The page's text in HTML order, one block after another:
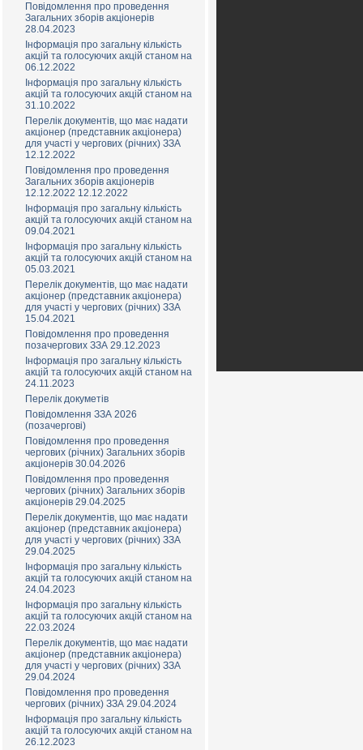
Повідомлення про проведення
Загальних зборів акціонерів
28.04.2023
Інформація про загальну кількість
акцій та голосуючих акцій станом на
06.12.2022
Інформація про загальну кількість
акцій та голосуючих акцій станом на
31.10.2022
Перелік документів, що має надати
акціонер (представник акціонера)
для участі у чергових (річних) ЗЗА
12.12.2022
Повідомлення про проведення
Загальних зборів акціонерів
12.12.2022 12.12.2022
Інформація про загальну кількість
акцій та голосуючих акцій станом на
09.04.2021
Інформація про загальну кількість
акцій та голосуючих акцій станом на
05.03.2021
Перелік документів, що має надати
акціонер (представник акціонера)
для участі у чергових (річних) ЗЗА
15.04.2021
Повідомлення про проведення
позачергових ЗЗА 29.12.2023
Інформація про загальну кількість
акцій та голосуючих акцій станом на
24.11.2023
Перелік докуметів
Повідомлення ЗЗА 2026
(позачерговi)
Повідомлення про проведення
чергових (річних) Загальних зборів
акціонерів 30.04.2026
Повідомлення про проведення
чергових (річних) Загальних зборів
акціонерів 29.04.2025
Перелік документів, що має надати
акціонер (представник акціонера)
для участі у чергових (річних) ЗЗА
29.04.2025
Інформація про загальну кількість
акцій та голосуючих акцій станом на
24.04.2023
Інформація про загальну кількість
акцій та голосуючих акцій станом на
22.03.2024
Перелік документів, що має надати
акціонер (представник акціонера)
для участі у чергових (річних) ЗЗА
29.04.2024
Повідомлення про проведення
чергових (річних) ЗЗА 29.04.2024
Інформація про загальну кількість
акцій та голосуючих акцій станом на
26.12.2023